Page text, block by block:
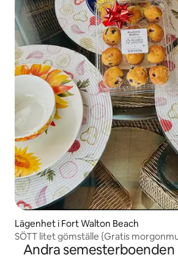
Lägenhet i Fort Walton Beach
SÖTT litet gömställe {Gratis
Andra